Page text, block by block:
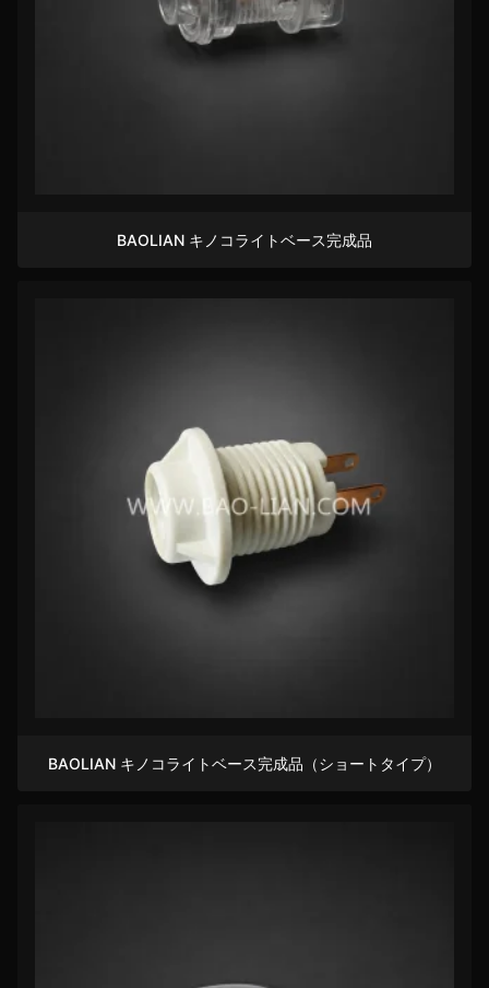
BAOLIAN キノコライトベース完成品
BAOLIAN キノコライトベース完成品（ショートタイプ）